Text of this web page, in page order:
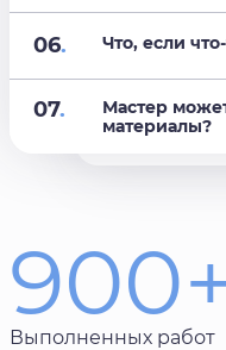
06. Что, если
07.
Мастер
материалы?
Выполненных работ